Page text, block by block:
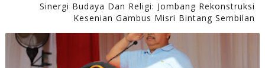
Sinergi Budaya Dan Religi: Jombang Rekonstruksi
Kesenian Gambus Misri Bintang Sembilan